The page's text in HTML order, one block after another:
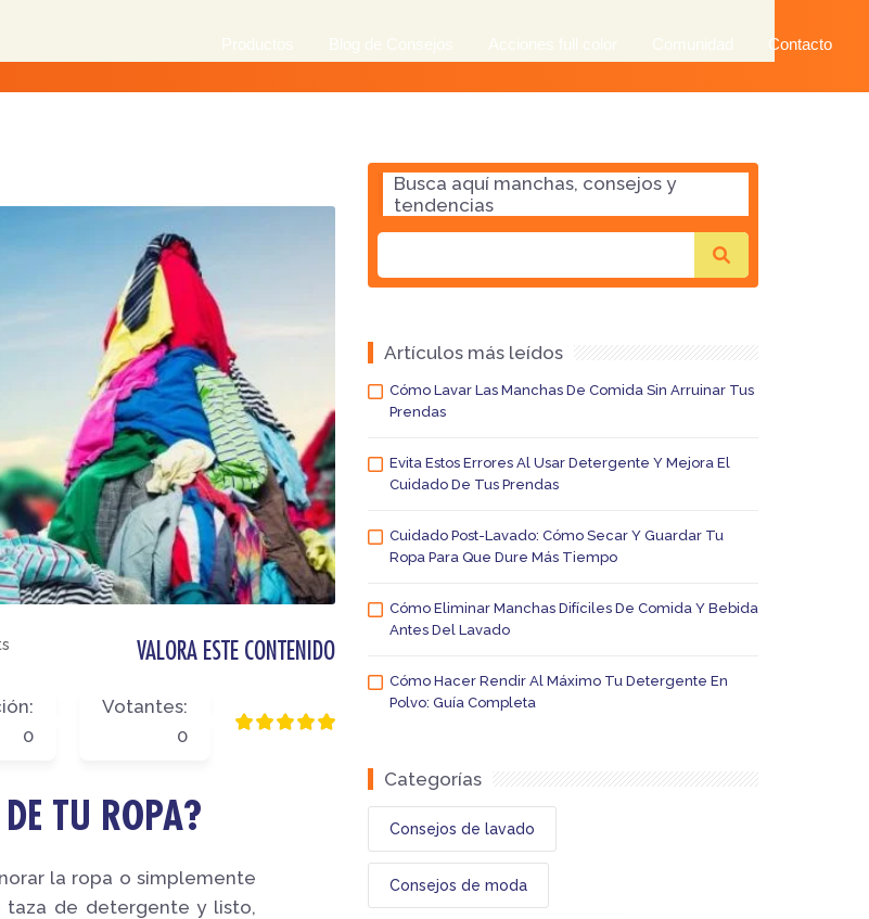
Productos Blog de Consejos Acciones full color Comunidad Contacto
VALORA ESTE CONTENIDO
0
Votantes:
0
DE TU ROPA?
la ropa o simplemente
taza de detergente y listo,
Busca aquí manchas, consejos y
tendencias
Artículos más leídos
Cómo Lavar Las Manchas De Comida Sin Arruinar Tus
Prendas
Evita Estos Errores Al Usar Detergente Y Mejora El
Cuidado De Tus Prendas
Cuidado Post-Lavado: Cómo Secar Y Guardar Tu
Ropa Para Que Dure Más Tiempo
Cómo Eliminar Manchas Difíciles De Comida Y Bebida
Antes Del Lavado
Cómo Hacer Rendir Al Máximo Tu Detergente En
Polvo: Guía Completa
Categorías
Consejos de lavado
Consejos de moda